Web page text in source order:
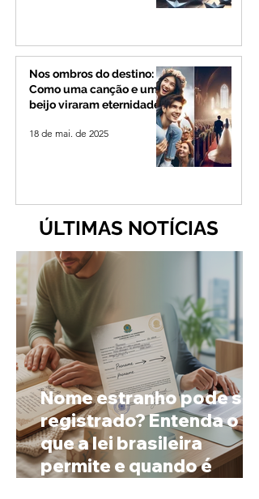
Nos ombros do destino:
Como uma canção e um
beijo viraram eternidade
18 de mai. de 2025
ÚLTIMAS NOTÍCIAS
Nome estranho pode ser
registrado? Entenda o
que a lei brasileira
permite e quando é